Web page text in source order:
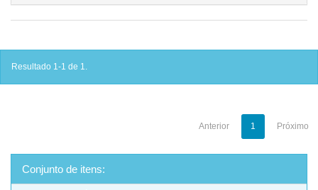
Resultado 1-1 de 1.
Anterior 1 Próximo
Conjunto de itens: